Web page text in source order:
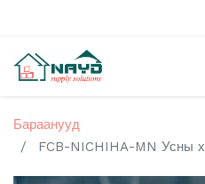
Бараанууд
FCB-NICHIHA-MN Усны